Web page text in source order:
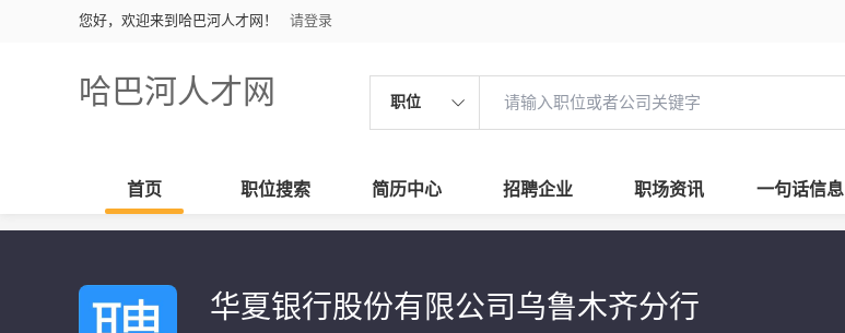
您好，欢迎来到哈巴河人才网！ 请登录
哈巴河人才网 职位
首页 职位搜索 简历中心 招聘企业 职场资讯 一句话信息
华夏银行股份有限公司乌鲁木齐分行